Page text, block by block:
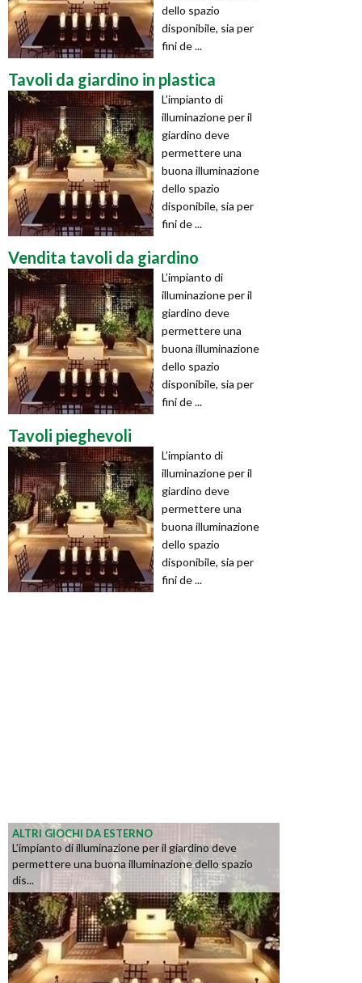
dello spazio
disponibile, sia per
fini de ...
Tavoli da giardino in plastica
L’impianto di
illuminazione per il
giardino deve
permettere una
buona illuminazione
dello spazio
disponibile, sia per
fini de ...
Vendita tavoli da giardino
L’impianto di
illuminazione per il
giardino deve
permettere una
buona illuminazione
dello spazio
disponibile, sia per
fini de ...
Tavoli pieghevoli
L’impianto di
illuminazione per il
giardino deve
permettere una
buona illuminazione
dello spazio
disponibile, sia per
fini de ...
ALTRI GIOCHI DA ESTERNO
L’impianto di illuminazione per il giardino deve
permettere una buona illuminazione dello spazio
dis...